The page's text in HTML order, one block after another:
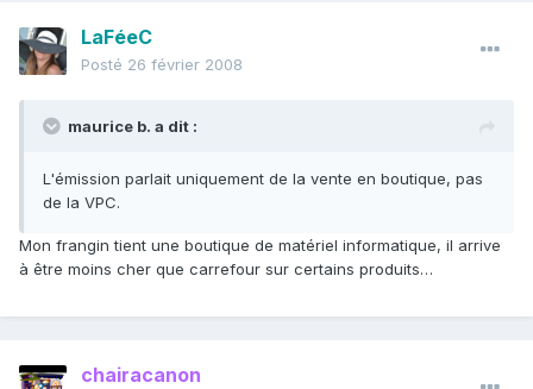
LaFéeC
Posté 26 février 2008
maurice b. a dit :
L'émission parlait uniquement de la vente en boutique, pas
de la VPC.
Mon frangin tient une boutique de matériel informatique, il arrive
à être moins cher que carrefour sur certains produits…
chairacanon